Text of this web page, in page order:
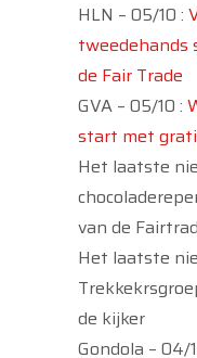
HLN – 05/10 :
tweedehands
de Fair Trade
GVA – 05/10 :
start met
Het laatste
van de
Het laatste
de kijker
Gondola –